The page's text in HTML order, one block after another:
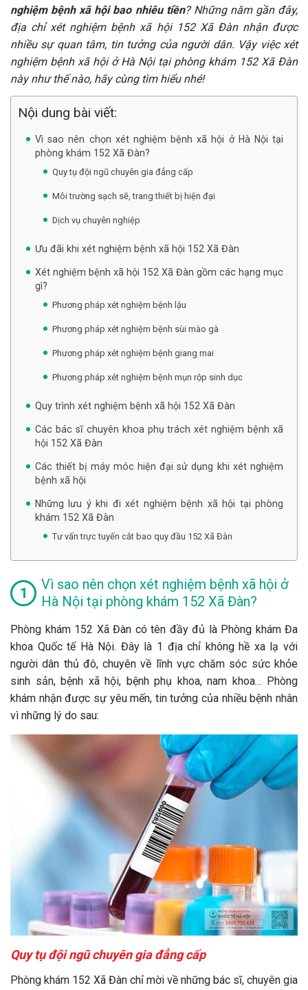
nghiệm bệnh xã hội bao nhiêu tiền? Những năm gần đây,
địa chỉ xét nghiệm bệnh xã hội 152 Xã Đàn nhận được
nhiều sự quan tâm, tin tưởng của người dân. Vậy việc xét
nghiệm bệnh xã hội ở Hà Nội tại phòng khám 152 Xã Đàn
này như thế nào, hãy cùng tìm hiểu nhé!
Nội dung bài viết:
Vì sao nên chọn xét nghiệm bệnh xã hội ở Hà Nội tại
phòng khám 152 Xã Đàn?
Quy tụ đội ngũ chuyên gia đẳng cấp
Môi trường sạch sẽ, trang thiết bị hiện đại
Dịch vụ chuyên nghiệp
Ưu đãi khi xét nghiệm bệnh xã hội 152 Xã Đàn
Xét nghiệm bệnh xã hội 152 Xã Đàn gồm các hạng mục
gì?
Phương pháp xét nghiệm bệnh lậu
Phương pháp xét nghiệm bệnh sùi mào gà
Phương pháp xét nghiệm bệnh giang mai
Phương pháp xét nghiệm bệnh mụn rộp sinh dục
Quy trình xét nghiệm bệnh xã hội 152 Xã Đàn
Các bác sĩ chuyên khoa phụ trách xét nghiệm bệnh xã
hội 152 Xã Đàn
Các thiết bị máy móc hiện đại sử dụng khi xét nghiệm
bệnh xã hội
Những lưu ý khi đi xét nghiệm bệnh xã hội tại phòng
khám 152 Xã Đàn
Tư vấn trực tuyến cắt bao quy đầu 152 Xã Đàn
Vì sao nên chọn xét nghiệm bệnh xã hội ở
Hà Nội tại phòng khám 152 Xã Đàn?
Phòng khám 152 Xã Đàn có tên đầy đủ là Phòng khám Đa
khoa Quốc tế Hà Nội. Đây là 1 địa chỉ không hề xa lạ với
người dân thủ đô, chuyên về lĩnh vực chăm sóc sức khỏe
sinh sản, bệnh xã hội, bệnh phụ khoa, nam khoa… Phòng
khám nhận được sự yêu mến, tin tưởng của nhiều bệnh nhân
vì những lý do sau:
Quy tụ đội ngũ chuyên gia đẳng cấp
Phòng khám 152 Xã Đàn chỉ mời về những bác sĩ, chuyên gia